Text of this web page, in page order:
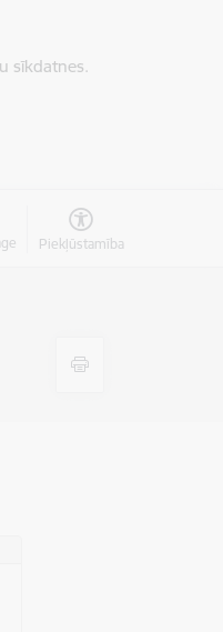
sīkdatnes.
Piekļūstamība